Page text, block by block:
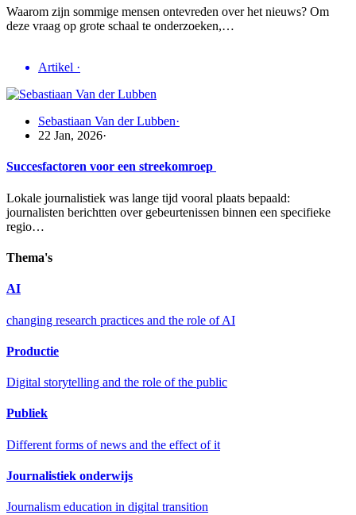
Waarom zijn sommige mensen ontevreden over het nieuws? Om
deze vraag op grote schaal te onderzoeken,…
Artikel ·
Sebastiaan Van der Lubben·
22 Jan, 2026·
Succesfactoren voor een streekomroep
Lokale journalistiek was lange tijd vooral plaats bepaald:
journalisten berichtten over gebeurtenissen binnen een specifieke
regio…
Thema's
AI
changing research practices and the role of AI
Productie
Digital storytelling and the role of the public
Publiek
Different forms of news and the effect of it
Journalistiek onderwijs
Journalism education in digital transition